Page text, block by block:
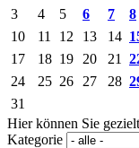
3 4 5 6 7 8
10
11 12 13 14
17
18 19 20 21
24
25 26 27 28
31
Hier können Sie
Kategorie